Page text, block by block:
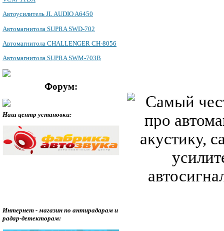
Автоусилитель JL AUDIO A6450
Автомагнитола SUPRA SWD-702
Автомагнитола CHALLENGER CH-8056
Автомагнитола SUPRA SWM-703B
Форум:
Наш центр установки:
Интернет - магазин по антирадарам и
радар-детекторам: